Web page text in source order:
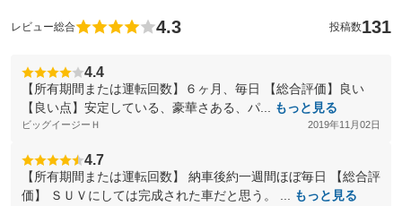
レビュー総合 4.3 投稿数131
4.4
【所有期間または運転回数】６ヶ月、毎日 【総合評価】良い
【良い点】安定している、豪華さある、パ...
もっと見る
ビッグイージーＨ 2019年11月02日
4.7
【所有期間または運転回数】 納車後約一週間ほぼ毎日 【総合評
価】 ＳＵＶにしては完成された車だと思う。 ...
もっと見る